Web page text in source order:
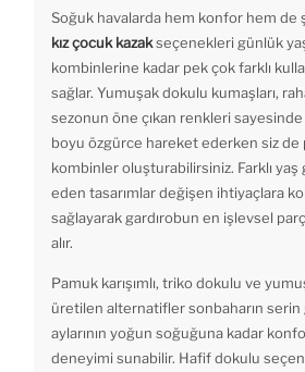
Soğuk havalarda hem konfor hem de
kız çocuk kazakseçenekleri günlük
kombinlerine kadar pek çok farklı
sağlar. Yumuşak dokulu kumaşları,
sezonun öne çıkan renkleri
boyu özgürce hareket ederken siz de
kombinler oluşturabilirsiniz. Farklı yaş
eden tasarımlar değişen ihtiyaçlara
sağlayarak gardırobun en işlevsel
alır.
Pamuk karışımlı, triko dokulu ve
üretilen alternatifler sonbaharın serin
aylarının yoğun soğuğuna kadar
deneyimi sunabilir. Hafif dokulu